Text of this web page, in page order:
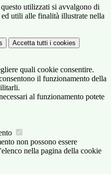
utilizzati si avvalgono di
utili alle finalità illustrate nella
Accetta tutti i cookies
quali cookie consentire.
il funzionamento della
al funzionamento potete
non possono essere
nella pagina della cookie